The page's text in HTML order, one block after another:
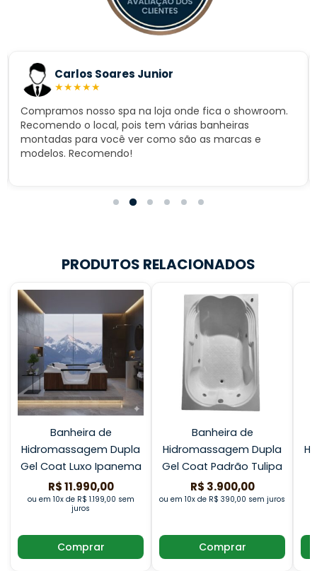
Carlos Soares Junior
★★★★★
Compramos nosso spa na loja onde fica o showroom.
Recomendo o local, pois tem várias banheiras
montadas para você ver como são as marcas e
modelos. Recomendo!
PRODUTOS RELACIONADOS
Banheira de
Hidromassagem Dupla
Gel Coat Luxo Ipanema
R$ 11.990,00
ou em 10x de R$ 1.199,00 sem
juros
Comprar
Banheira de
Hidromassagem Dupla
Gel Coat Padrão Tulipa
R$ 3.900,00
ou em 10x de R$ 390,00 sem juros
Comprar